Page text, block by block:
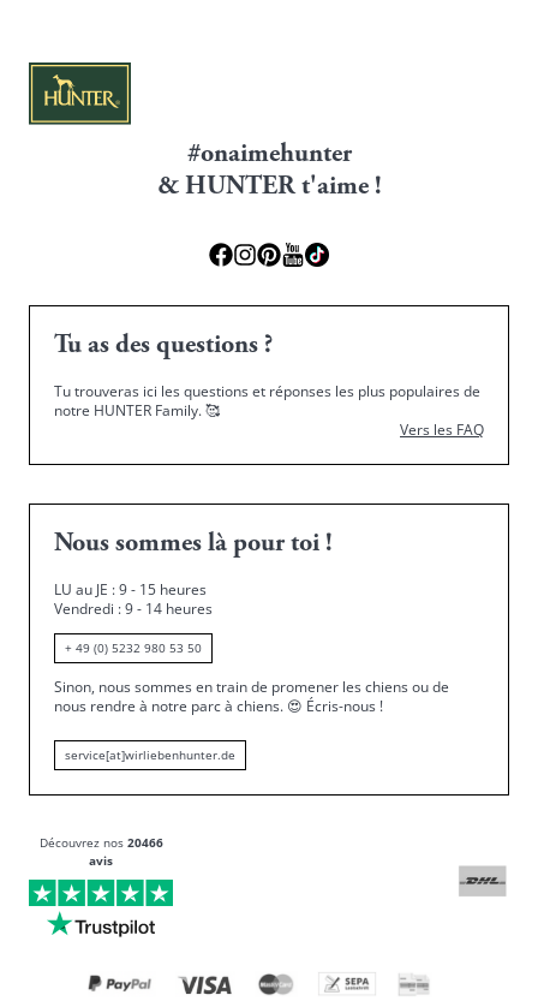
#onaimehunter
& HUNTER t'aime !
Tu as des questions ?
Tu trouveras ici les questions et réponses les plus populaires de
notre HUNTER Family.🥰
Vers les FAQ
Nous sommes là pour toi !
LU au JE : 9 - 15 heures
Vendredi : 9 - 14 heures
+ 49 (0) 5232 980 53 50
Sinon, nous sommes en train de promener les chiens ou de
nous rendre à notre parc à chiens. 😍 Écris-nous !
service[at]wirliebenhunter.de
Découvrez nos 20466
avis